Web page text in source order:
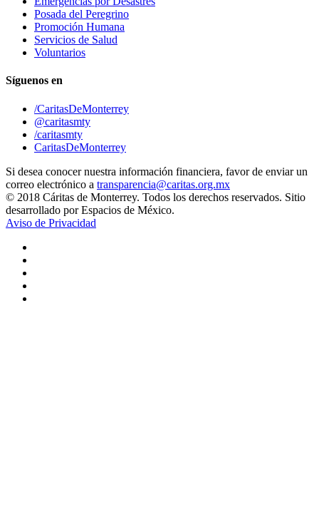
Posada del Peregrino
Promoción Humana
Servicios de Salud
Voluntarios
Síguenos en
/CaritasDeMonterrey
@caritasmty
/caritasmty
CaritasDeMonterrey
Si desea conocer nuestra información financiera, favor de enviar un
correo electrónico a transparencia@caritas.org.mx
© 2018 Cáritas de Monterrey. Todos los derechos reservados. Sitio
desarrollado por Espacios de México.
Aviso de Privacidad